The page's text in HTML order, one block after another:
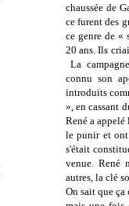
chaussée de
ce furent des
ce genre de «
20 ans. Ils
La
connu son
introduits
», en cassant
René a appelé
le punir et ont
s'était
venue. René
autres, la clé
On sait que ça